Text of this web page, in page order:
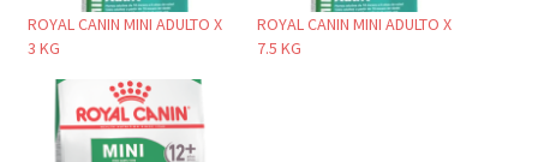
ROYAL CANIN MINI ADULTO X
3 KG
ROYAL CANIN MINI ADULTO X
7.5 KG